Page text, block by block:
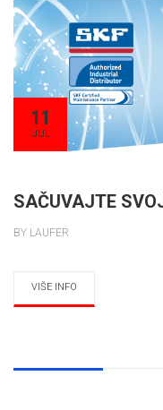
11
JUL
SAČUVAJTE
BY LAUFER
VIŠE INFO